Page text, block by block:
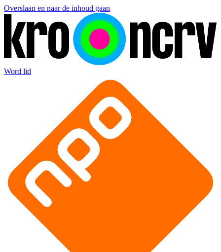
Overslaan en naar de inhoud gaan
Word lid